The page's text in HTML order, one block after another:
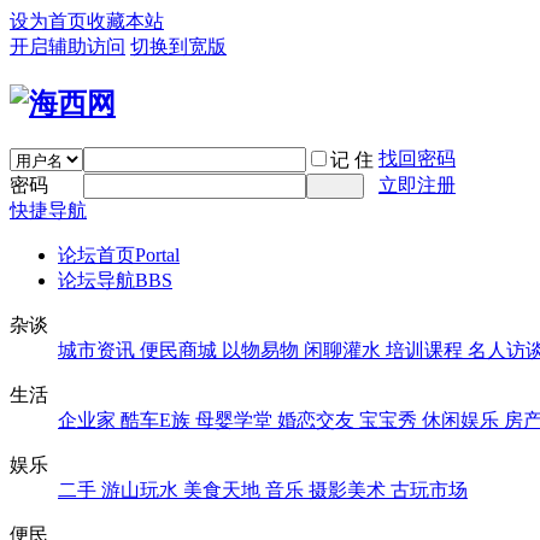
设为首页收藏本站
开启辅助访问 切换到宽版
记 住 找回密码
密码
立即注册
快捷导航
论坛首页Portal
论坛导航BBS
杂谈
城市资讯 便民商城 以物易物 闲聊灌水 培训课程 名人访
生活
企业家 酷车E族 母婴学堂 婚恋交友 宝宝秀 休闲娱乐 房
娱乐
二手 游山玩水 美食天地 音乐 摄影美术 古玩市场
便民